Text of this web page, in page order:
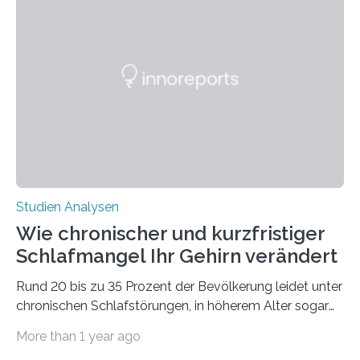
derzeitigen Verbreitungsgebiets bis zum Jahr 2100
Studien Analysen
Wie chronischer und kurzfristiger
Schlafmangel Ihr Gehirn verändert
Rund 20 bis zu 35 Prozent der Bevölkerung leidet unter
chronischen Schlafstörungen, in höherem Alter sogar
Erwachsene kennt zudem ein kurzfristiges Schlafdefizit:
More than 1 year ago